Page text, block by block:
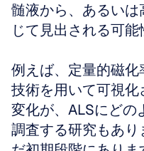
髄液から、あるい
じて見出される可能
例えば、定量的磁
技術を用いて可視化
変化が、ALSにどの
調査する研究もあり